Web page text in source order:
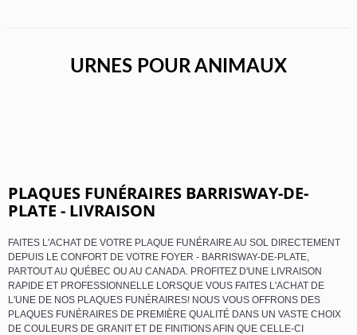
URNES POUR ANIMAUX
PLAQUES FUNÉRAIRES BARRISWAY-DE-
PLATE - LIVRAISON
FAITES L'ACHAT DE VOTRE PLAQUE FUNÉRAIRE AU SOL DIRECTEMENT
DEPUIS LE CONFORT DE VOTRE FOYER - BARRISWAY-DE-PLATE,
PARTOUT AU QUÉBEC OU AU CANADA. PROFITEZ D'UNE LIVRAISON
RAPIDE ET PROFESSIONNELLE LORSQUE VOUS FAITES L'ACHAT DE
L'UNE DE NOS PLAQUES FUNÉRAIRES! NOUS VOUS OFFRONS DES
PLAQUES FUNÉRAIRES DE PREMIÈRE QUALITÉ DANS UN VASTE CHOIX
DE COULEURS DE GRANIT ET DE FINITIONS AFIN QUE CELLE-CI